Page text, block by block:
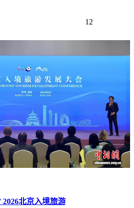
12
北京入境旅游